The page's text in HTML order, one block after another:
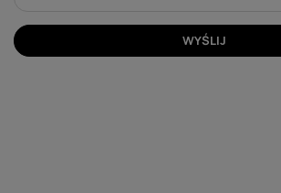
WYŚLIJ